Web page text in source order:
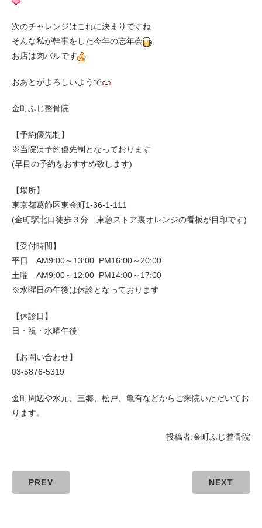
次のチャレンジはこれに決まりですね
そんな私が幹事をした今年の忘年会
お店は肉バルです
おあとがよろしいようで
金町ふじ整骨院
【予約優先制】
※当院は予約優先制となっております
(早目の予約をおすすめ致します)
【場所】
東京都葛飾区東金町1-36-1-111
(金町駅北口徒歩３分 東急ストア裏オレンジの看板が目印です)
【受付時間】
平日 AM9:00～13:00 PM16:00～20:00
土曜 AM9:00～12:00 PM14:00～17:00
※水曜日の午後は休診となっております
【休診日】
日・祝・水曜午後
【お問い合わせ】
03-5876-5319
金町周辺や水元、三郷、松戸、亀有などからご来院いただいてお
ります。
投稿者:金町ふじ整骨院
PREV NEXT